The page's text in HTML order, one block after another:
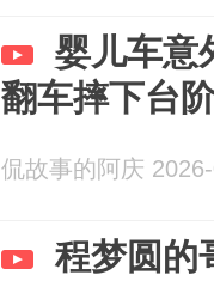
婴儿车意
翻车摔下台
侃故事的阿庆
程梦圆的